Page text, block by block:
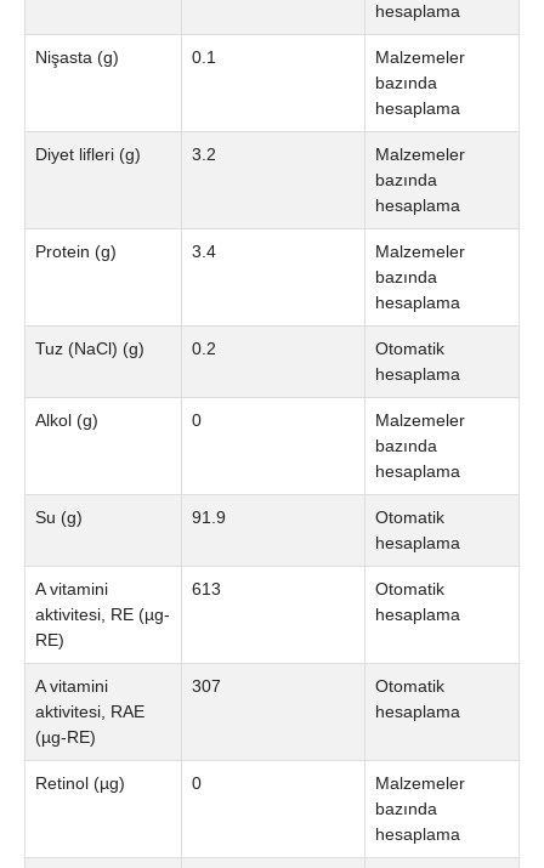
hesaplama
Nişasta (g) 0.1
Malzemeler
bazında
hesaplama
Diyet lifleri (g) 3.2
Malzemeler
bazında
hesaplama
Protein (g) 3.4
Malzemeler
bazında
hesaplama
Tuz (NaCl) (g) 0.2
Otomatik
hesaplama
Alkol (g) 0
Malzemeler
bazında
hesaplama
Su (g) 91.9
Otomatik
hesaplama
A vitamini
aktivitesi, RE (µg-
RE)
613
Otomatik
hesaplama
A vitamini
aktivitesi, RAE
(µg-RE)
307
Otomatik
hesaplama
Retinol (µg) 0
Malzemeler
bazında
hesaplama